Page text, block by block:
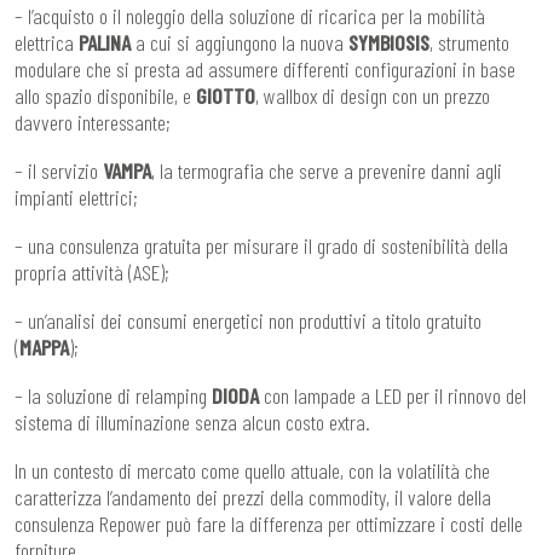
– l’acquisto o il noleggio della soluzione di ricarica per la mobilità
elettrica PALINAa cui si aggiungono la nuova SYMBIOSIS, strumento
modulare che si presta ad assumere differenti configurazioni in base
allo spazio disponibile, e GIOTTO, wallbox di design con un prezzo
davvero interessante;
– il servizio VAMPA, la termografia che serve a prevenire danni agli
impianti elettrici;
– una consulenza gratuita per misurare il grado di sostenibilità della
propria attività (ASE);
– un’analisi dei consumi energetici non produttivi a titolo gratuito
(MAPPA);
– la soluzione di relamping DIODAcon lampade a LED per il rinnovo del
sistema di illuminazione senza alcun costo extra.
In un contesto di mercato come quello attuale, con la volatilità che
caratterizza l’andamento dei prezzi della commodity, il valore della
consulenza Repower può fare la differenza per ottimizzare i costi delle
forniture.